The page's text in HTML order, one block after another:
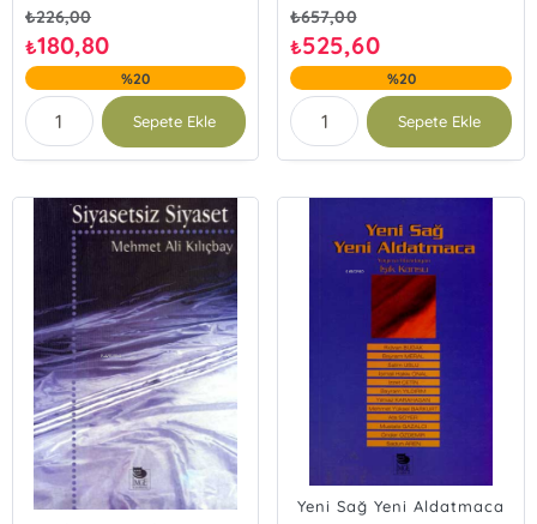
₺226,00
₺180,80
%20
Sepete Ekle
₺657,00
₺525,60
%20
Sepete Ekle
Yeni Sağ Yeni Aldatmaca